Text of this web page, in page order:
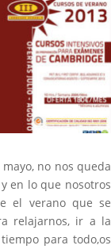
no nos queda
en lo que nosotros
el verano que se
relajarnos, ir a la
para todo,os